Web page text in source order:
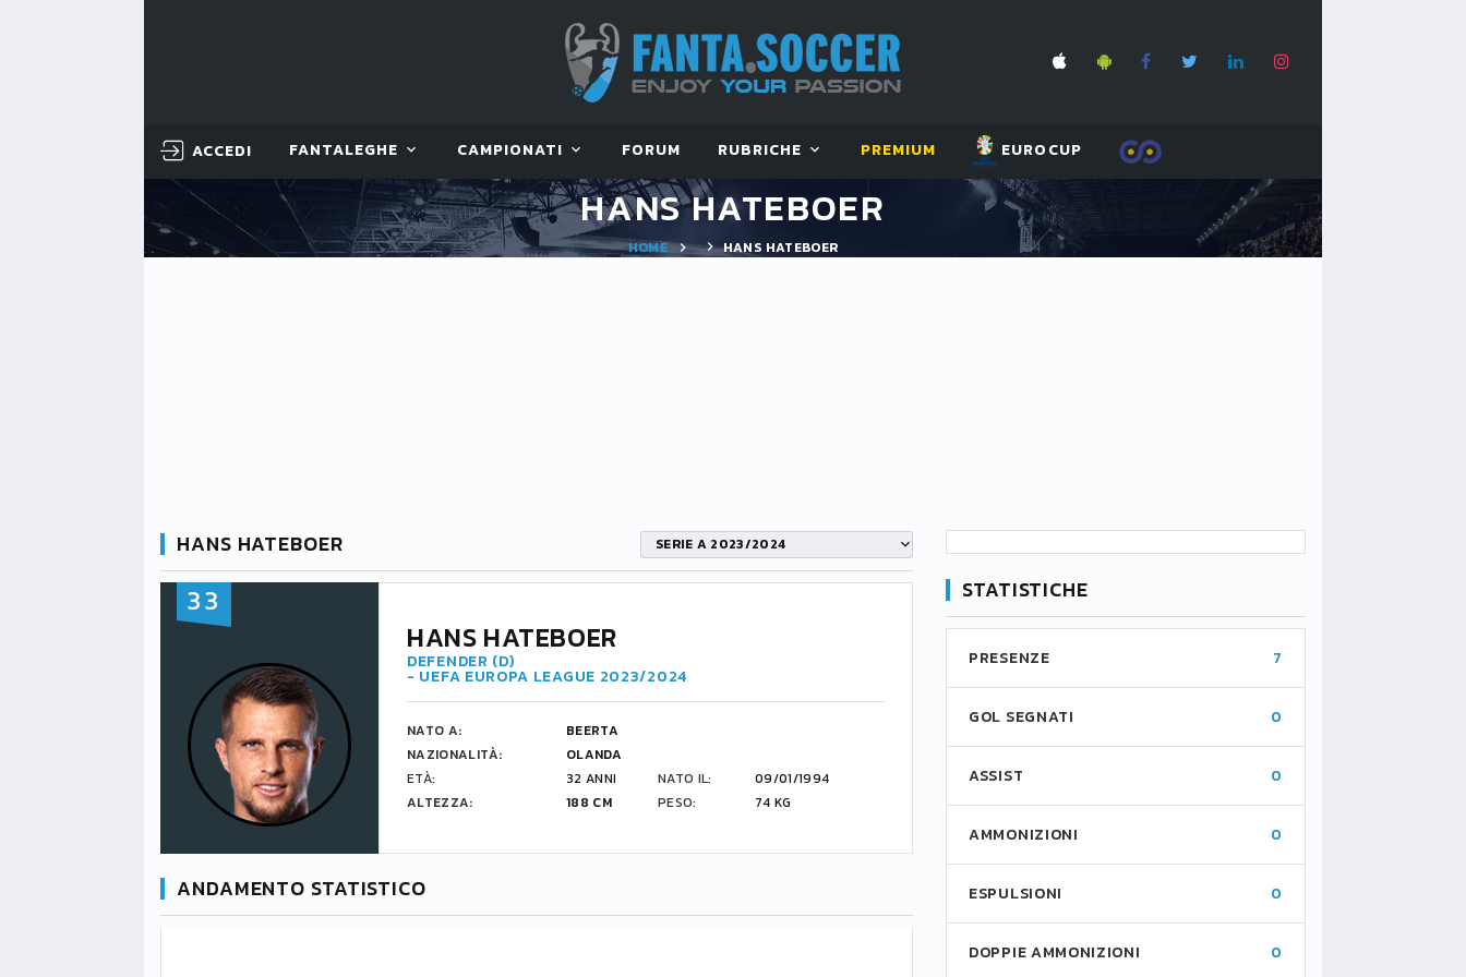
ACCEDI FANTALEGHE CAMPIONATI FORUM RUBRICHE PREMIUM EUROCUP
HANS HATEBOER
HOME HANS HATEBOER
HANS HATEBOER SERIE A 2023/2024
33
HANS HATEBOER
DEFENDER (D)
- UEFA EUROPA LEAGUE 2023/2024
NATO A:
BEERTA
NAZIONALITÀ:
OLANDA
ETÀ:
32 ANNI NATO IL:
09/01/1994
ALTEZZA:
188 CM PESO: 74 KG
ANDAMENTO STATISTICO
STATISTICHE
PRESENZE 7
GOL SEGNATI 0
ASSIST 0
AMMONIZIONI 0
ESPULSIONI 0
DOPPIE AMMONIZIONI 0